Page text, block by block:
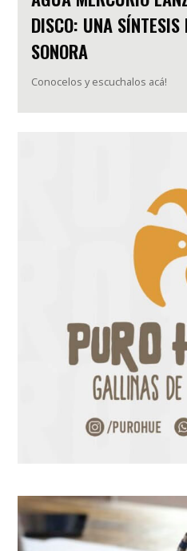
DISCO: UNA
SONORA
Conocelos y escuchalos acá!